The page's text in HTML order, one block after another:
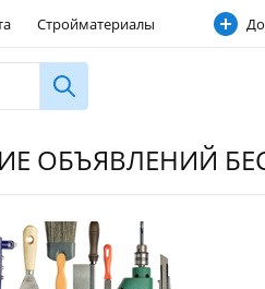
Стройматериалы
Строительные услуги
ОБЪЯВЛЕНИЙ